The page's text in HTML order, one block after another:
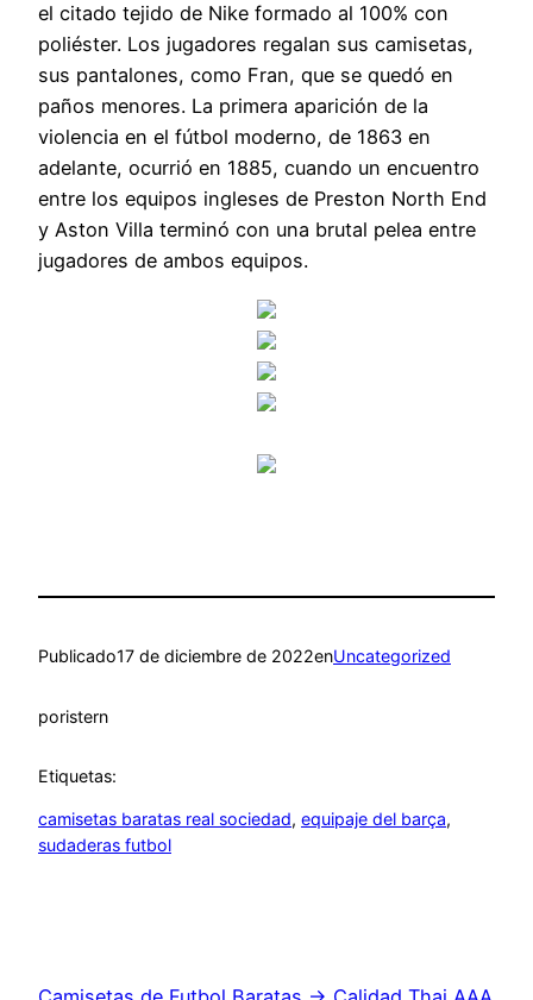
el citado tejido de Nike formado al 100% con
poliéster. Los jugadores regalan sus camisetas,
sus pantalones, como Fran, que se quedó en
paños menores. La primera aparición de la
violencia en el fútbol moderno, de 1863 en
adelante, ocurrió en 1885, cuando un encuentro
entre los equipos ingleses de Preston North End
y Aston Villa terminó con una brutal pelea entre
jugadores de ambos equipos.
Publicado17 de diciembre de 2022enUncategorized
poristern
Etiquetas:
camisetas baratas real sociedad, equipaje del barça
sudaderas futbol